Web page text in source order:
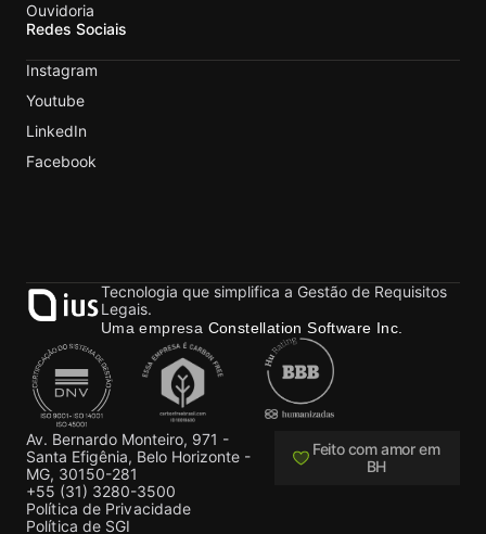
Ouvidoria
Redes Sociais
Instagram
Youtube
LinkedIn
Facebook
Tecnologia que simplifica a Gestão de Requisitos
Legais.
Uma empresa Constellation Software Inc.
Av. Bernardo Monteiro, 971 -
Santa Efigênia, Belo Horizonte -
MG, 30150-281
+55 (31) 3280-3500
Feito com amor em
BH
Política de Privacidade
Política de SGI